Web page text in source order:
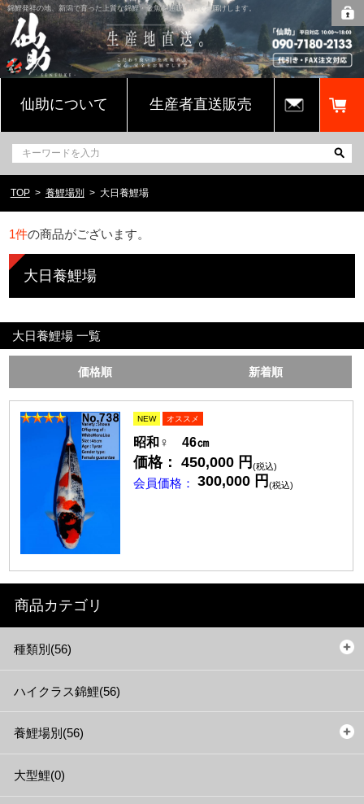
錦鯉発祥の地、新潟で育った上質な錦鯉・金魚を通販販売でお届けします。
仙助について 生産者直送販売
TOP 養鯉場別 大日養鯉場
1件の商品がございます。
大日養鯉場
大日養鯉場 一覧
価格順 新着順
NEW オススメ
昭和♀ 46㎝
価格： 450,000 円 (税込)
会員価格： 300,000円 (税込)
商品カテゴリ
種類別(56)
ハイクラス錦鯉(56)
養鯉場別(56)
大型鯉(0)